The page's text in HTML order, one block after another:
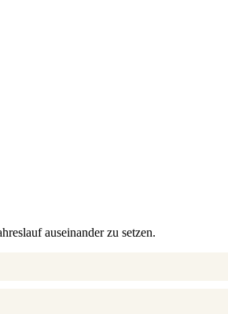
auseinander zu setzen.